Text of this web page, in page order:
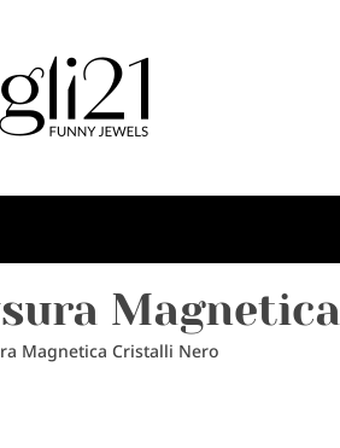
Magnetica Cristalli Nero